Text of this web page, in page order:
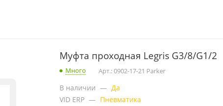
Муфта проходная Legris G3/8/G1/2
Много Арт.: 0902-17-21 Parker
В наличии — Да
VID ERP — Пневматика